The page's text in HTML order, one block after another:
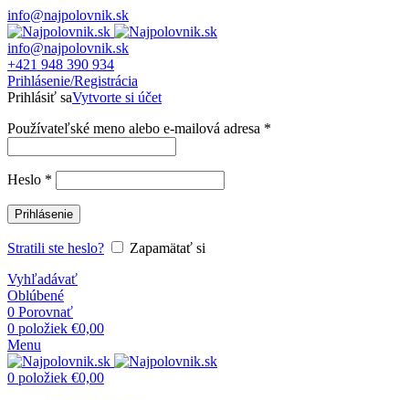
info@najpolovnik.sk
info@najpolovnik.sk
+421 948 390 934
Prihlásenie/Registrácia
Prihlásiť saVytvorte si účet
Používateľské meno alebo e-mailová adresa *
Heslo *
Prihlásenie
Stratili ste heslo?
Zapamätať si
Vyhľadávať
Oblúbené
0 Porovnať
0 položiek €0,00
Menu
0 položiek €0,00